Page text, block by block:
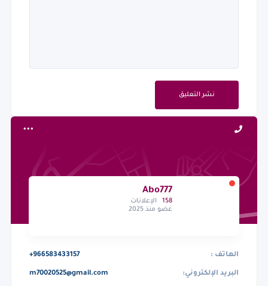
نشر التعليق
Abo777
158
الإعلانات
عضو منذ 2025
الهاتف : +966583433157
البريد الإلكتروني: m70020525@gmail.com